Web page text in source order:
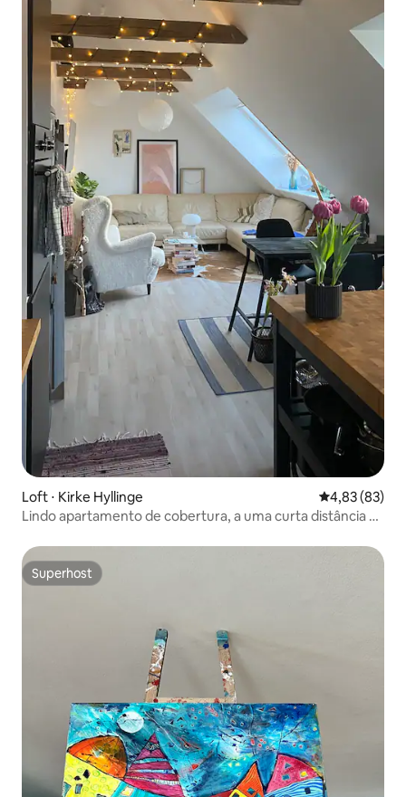
Loft ⋅ Kirke Hyllinge 4,83 de uma
4,83 (83)
Lindo apartamento de cobertura, a uma curta distância da
Superhost
Superhost